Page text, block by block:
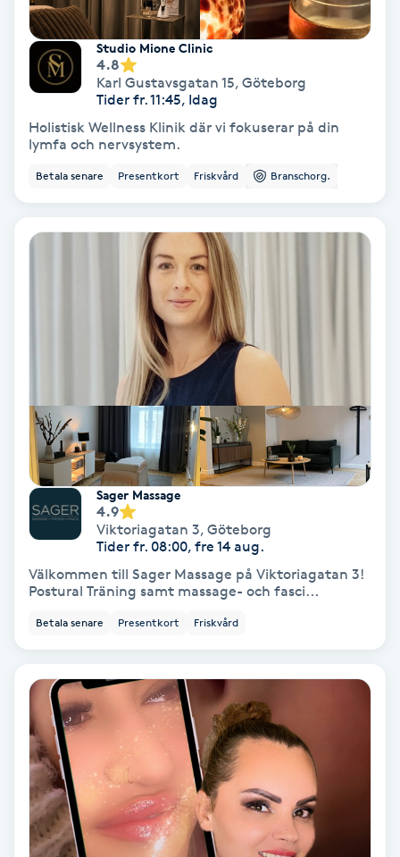
Hårförlängning
Hårvård
Hälsa
Hälsprickor
IPL hårborttagning
IR-massage
Japansk massage
Katun fransar
Kemisk peeling
Keratinbehandling
Kinesiologi
Kinesisk medicin
Kiropraktik
Studio Mione Clinic
4.8
Karl Gustavsgatan 15, Göteborg
Tider fr. 11:45, Idag
Holistisk Wellness Klinik där vi fokuserar på din
lymfa och nervsystem.
Betala senare Presentkort Friskvård Branschorg.
Sager Massage
4.9
Viktoriagatan 3, Göteborg
Tider fr. 08:00, fre 14 aug.
Välkommen till Sager Massage på Viktoriagatan 3!
Postural Träning samt massage- och fasci...
Betala senare Presentkort Friskvård